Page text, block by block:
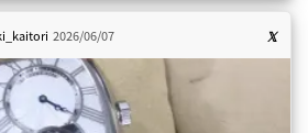
2026/06/07